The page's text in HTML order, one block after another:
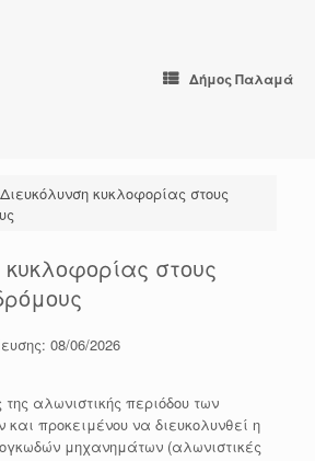
Δήμος Παλαμά
Διευκόλυνση κυκλοφορίας στους
στους
08/06/2026
αλωνιστικής περιόδου των
και προκειμένου να διευκολυνθεί η
μηχανημάτων (αλωνιστικές